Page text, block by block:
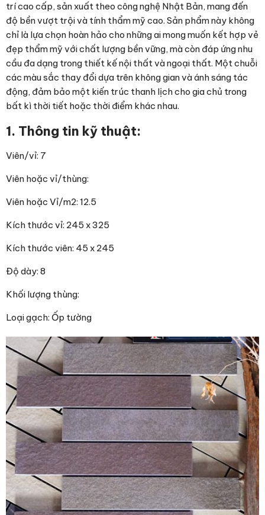
trí cao cấp, sản xuất theo công nghệ Nhật Bản, mang đến
độ bền vượt trội và tính thẩm mỹ cao. Sản phẩm này không
chỉ là lựa chọn hoàn hảo cho những ai mong muốn kết hợp vẻ
đẹp thẩm mỹ với chất lượng bền vững, mà còn đáp ứng nhu
cầu đa dạng trong thiết kế nội thất và ngoại thất. Một chuỗi
các màu sắc thay đổi dựa trên không gian và ánh sáng tác
động, đảm bảo một kiến trúc thanh lịch cho gia chủ trong
bất kì thời tiết hoặc thời điểm khác nhau.
1. Thông tin kỹ thuật:
Viên/vỉ: 7
Viên hoặc vỉ/thùng:
Viên hoặc Vỉ/m2: 12.5
Kích thước vỉ: 245 x 325
Kích thước viên: 45 x 245
Độ dày: 8
Khối lượng thùng:
Loại gạch: Ốp tường